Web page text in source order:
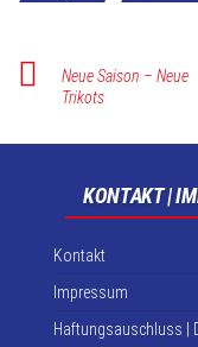
Neue Saison – Neue
Trikots
KONTAKT |
Kontakt
Impressum
Haftungsauschluss |